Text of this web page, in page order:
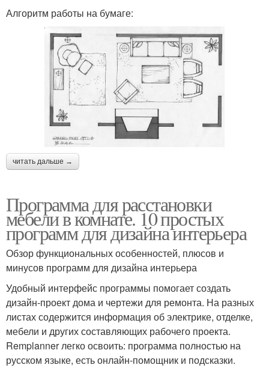
Алгоритм работы на бумаге:
читать дальше →
Программа для расстановки
мебели в комнате. 10 простых
программ для дизайна интерьера
Обзор функциональных особенностей, плюсов и
минусов программ для дизайна интерьера
Удобный интерфейс программы помогает создать
дизайн-проект дома и чертежи для ремонта. На разных
листах содержится информация об электрике, отделке,
мебели и других составляющих рабочего проекта.
Remplanner легко освоить: программа полностью на
русском языке, есть онлайн-помощник и подсказки.